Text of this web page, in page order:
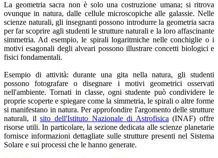
La geometria sacra non è solo una costruzione umana; si ritrova
ovunque in natura, dalle cellule microscopiche alle galassie. Nelle
scienze naturali, gli insegnanti possono introdurre la geometria sacra
per far scoprire agli studenti le strutture naturali e la loro affascinante
simmetria. Ad esempio, le spirali logaritmiche nelle conchiglie o i
motivi esagonali degli alveari possono illustrare concetti biologici e
fisici fondamentali.
Esempio di attività: durante una gita nella natura, gli studenti
possono fotografare o disegnare i motivi geometrici osservati
nell'ambiente. Tornati in classe, ogni studente può condividere le
proprie scoperte e spiegare come la simmetria, le spirali o altre forme
si manifestano in natura. Per approfondire l'argomento delle strutture
naturali, ilsito dell'Istituto Nazionale di Astrofisica(INAF) offre
risorse utili. In particolare, la sezione dedicata alle scienze planetarie
fornisce informazioni dettagliate sulle strutture presenti nel Sistema
Solare e sui processi che le hanno generate.